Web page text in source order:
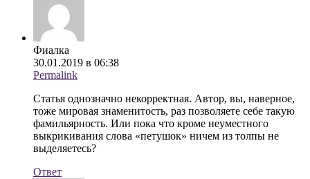
Фиалка
30.01.2019 в 06:38
Permalink
Статья однозначно некорректная. Автор, вы, наверное,
тоже мировая знаменитость, раз позволяете себе такую
фамильярность. Или пока что кроме неуместного
выкрикивания слова «петушок» ничем из толпы не
выделяетесь?
Ответ